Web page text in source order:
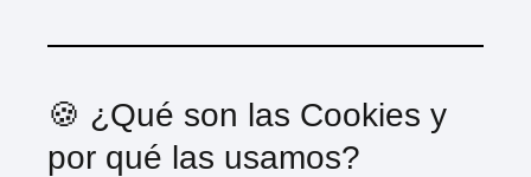
🍪 ¿Qué son las Cookies y
por qué las usamos?